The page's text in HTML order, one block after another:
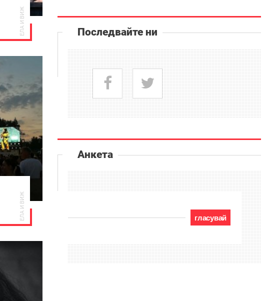
ЕЛА И ВИЖ
ЕЛА И ВИЖ
Последвайте ни
Анкета
гласувай